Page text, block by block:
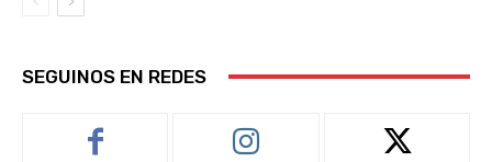
SEGUINOS EN REDES